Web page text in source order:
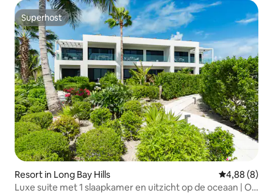
Superhost
Superhost
Resort in Long Bay Hills Gemiddelde
4,88 (8)
Luxe suite met 1 slaapkamer en uitzicht op de oceaan | Op